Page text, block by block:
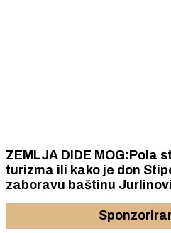
ZEMLJA DIDE MOG:Pola
turizma ili kako je don Stipe Perkov oteo
zaboravu baštinu